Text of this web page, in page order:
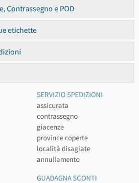
Contrassegno e POD
etichette
SERVIZIO SPEDIZIONI
assicurata
contrassegno
giacenze
province coperte
località disagiate
annullamento
GUADAGNA SCONTI